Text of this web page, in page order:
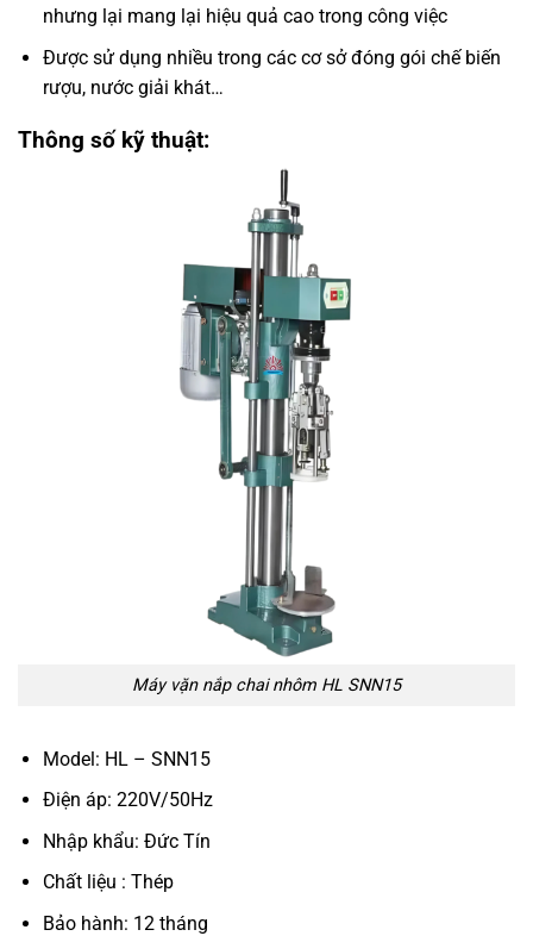
nhưng lại mang lại hiệu quả cao trong công việc
Được sử dụng nhiều trong các cơ sở đóng gói chế biến
rượu, nước giải khát…
Thông số kỹ thuật:
Máy vặn nắp chai nhôm HL SNN15
Model: HL – SNN15
Điện áp: 220V/50Hz
Nhập khẩu: Đức Tín
Chất liệu : Thép
Bảo hành: 12 tháng